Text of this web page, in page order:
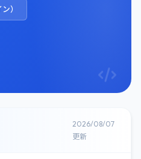
）
2026/08/07
更新